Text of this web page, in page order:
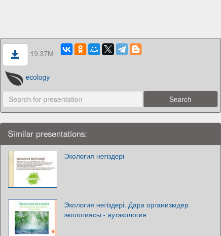
19.37M
ecology
Similar presentations:
Экология негіздері
Экология негіздері. Дара организмдер
экологиясы - аутэкология